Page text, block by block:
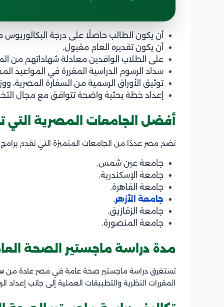
أن يكون الطالب حاصلًا على درجة
أن يكون تقديره العام مقبول.
على الطلاب الوافدين معادلة شهاداتهم من
سداد الرسوم الدراسية المقررة في المواعيد
توثيق الأوراق الرسمية من السفارة المصرية،
إعداد خطة بحثية واضحة تتوافق مع مجال
أفضل الجامعات المصرية
تضم مصر عددًا من الجامعات المتميزة التي تقدم
جامعة عين شمس.
جامعة الإسكندرية.
جامعة القاهرة.
جامعة الأزهر.
جامعة الزقازيق.
جامعة المنصورة.
مدة دراسة ماجستير الصحة
تستغرق دراسة ماجستير صحة عامة في مصر عادة من
المقررات النظرية والتطبيقات العملية إلى جانب إعداد